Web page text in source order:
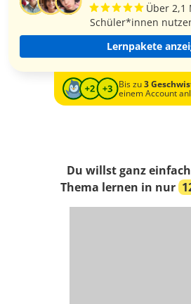
Über 2,1
Schüler*innen
Lernpakete
Bis zu3
einem Account
Du willst ganz
Thema lernen in nur